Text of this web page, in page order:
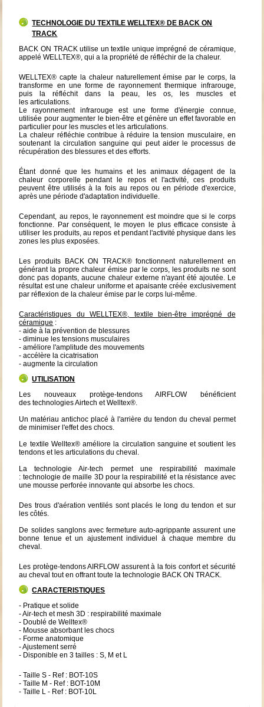
TECHNOLOGIE DU TEXTILE WELLTEX® DE BACK ON
TRACK
BACK ON TRACK utilise un textile unique imprégné de céramique,
appelé WELLTEX®, qui a la propriété de réfléchir de la chaleur.
WELLTEX® capte la chaleur naturellement émise par le corps, la
transforme en une forme de rayonnement thermique infrarouge,
puis la réfléchit dans la peau, les os, les muscles et
les articulations.
Le rayonnement infrarouge est une forme d'énergie connue,
utilisée pour augmenter le bien-être et génère un effet favorable en
particulier pour les muscles et les articulations.
La chaleur réfléchie contribue à réduire la tension musculaire, en
soutenant la circulation sanguine qui peut aider le processus de
récupération des blessures et des efforts.
Étant donné que les humains et les animaux dégagent de la
chaleur corporelle pendant le repos et l'activité, ces produits
peuvent être utilisés à la fois au repos ou en période d'exercice,
après une période d'adaptation individuelle.
Cependant, au repos, le rayonnement est moindre que si le corps
fonctionne. Par conséquent, le moyen le plus efficace consiste à
utiliser les produits, au repos et pendant l'activité physique dans les
zones les plus exposées.
Les produits BACK ON TRACK® fonctionnent naturellement en
générant la propre chaleur émise par le corps, les produits ne sont
donc pas dopants, aucune chaleur externe n'ayant été ajoutée. Le
résultat est une chaleur uniforme et apaisante créée exclusivement
par réflexion de la chaleur émise par le corps lui-même.
Caractéristiques du WELLTEX®, textile bien-être imprégné de
céramique :
- aide à la prévention de blessures
- diminue les tensions musculaires
- améliore l'amplitude des mouvements
- accélère la cicatrisation
- augmente la circulation
UTILISATION
Les nouveaux protège-tendons AIRFLOW bénéficient
des technologies Airtech et Welltex®.
Un matériau antichoc placé à l'arrière du tendon du cheval permet
de minimiser l'effet des chocs.
Le textile Welltex® améliore la circulation sanguine et soutient les
tendons et les articulations du cheval.
La technologie Air-tech permet une respirabilité maximale
: technologie de maille 3D pour la respirabilité et la résistance avec
une mousse perforée innovante qui absorbe les chocs.
Des trous d'aération ventilés sont placés le long du tendon et sur
les côtés.
De solides sanglons avec fermeture auto-agrippante assurent une
bonne tenue et un ajustement individuel à chaque membre du
cheval.
Les protège-tendons AIRFLOW assurent à la fois confort et sécurité
au cheval tout en offrant toute la technologie BACK ON TRACK.
CARACTERISTIQUES
- Pratique et solide
- Air-tech et mesh 3D : respirabilité maximale
- Doublé de Welltex®
- Mousse absorbant les chocs
- Forme anatomique
- Ajustement serré
- Disponible en 3 tailles : S, M et L
- Taille S - Ref : BOT-10S
- Taille M - Ref : BOT-10M
- Taille L - Ref : BOT-10L